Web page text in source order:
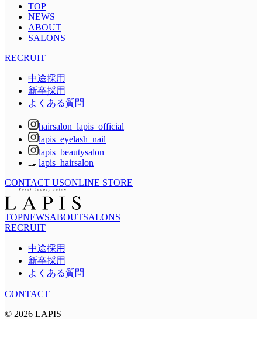
TOP
NEWS
ABOUT
SALONS
RECRUIT
中途採用
新卒採用
よくある質問
hairsalon_lapis_official
lapis_eyelash_nail
lapis_beautysalon
lapis_hairsalon
CONTACT USONLINE STORE
TOPNEWSABOUTSALONS
RECRUIT
中途採用
新卒採用
よくある質問
CONTACT
© 2026 LAPIS